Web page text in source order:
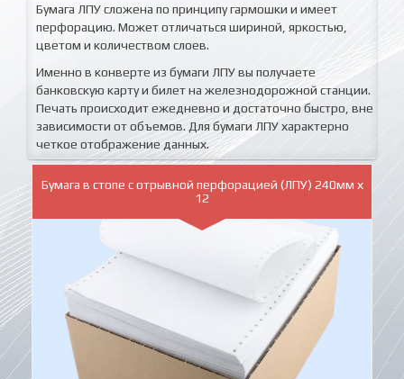
Бумага ЛПУ сложена по принципу гармошки и имеет
перфорацию. Может отличаться шириной, яркостью,
цветом и количеством слоев.
Именно в конверте из бумаги ЛПУ вы получаете
банковскую карту и билет на железнодорожной станции.
Печать происходит ежедневно и достаточно быстро, вне
зависимости от объемов. Для бумаги ЛПУ характерно
четкое отображение данных.
Бумага в стопе с отрывной перфорацией (ЛПУ) 240мм х
12